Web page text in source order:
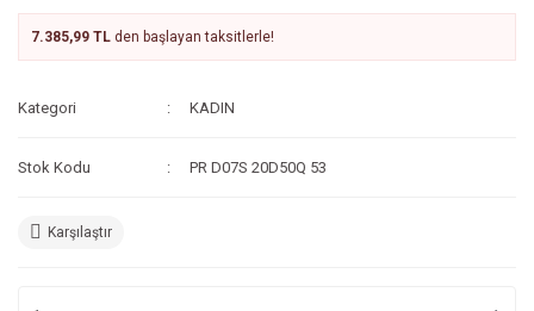
7.385,99 TL den başlayan taksitlerle!
Kategori KADIN
Stok Kodu PR D07S 20D50Q 53
Karşılaştır